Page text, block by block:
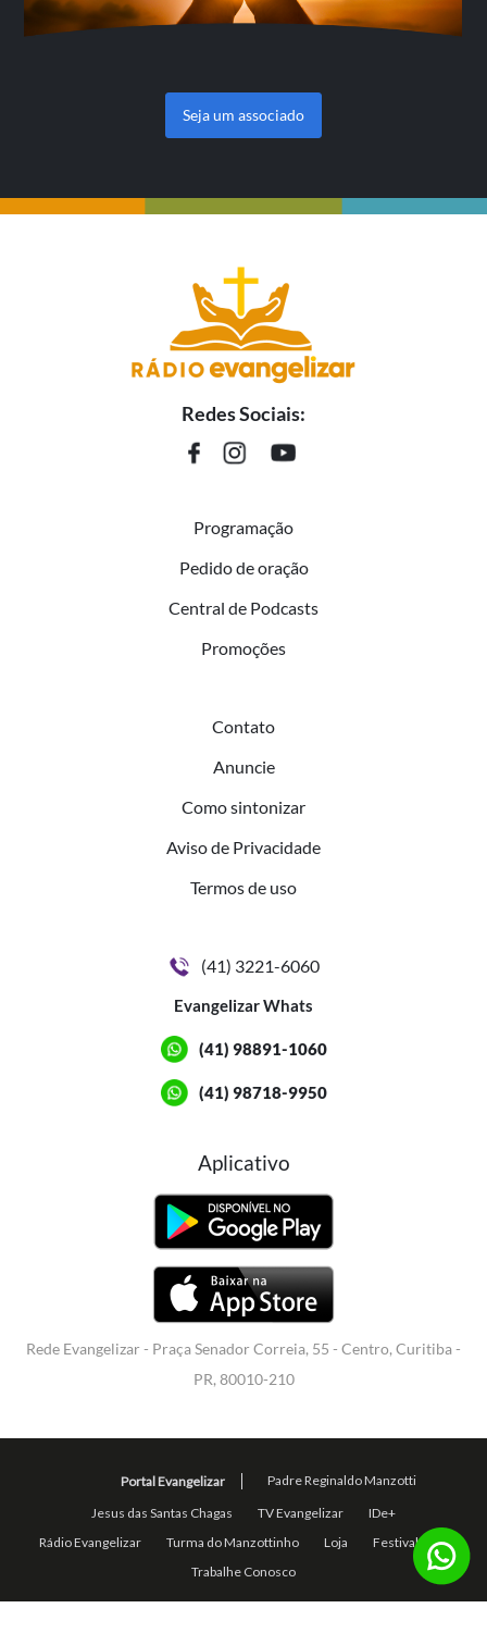
Seja um associado
Redes Sociais:
Programação
Pedido de oração
Central de Podcasts
Promoções
Contato
Anuncie
Como sintonizar
Aviso de Privacidade
Termos de uso
(41) 3221-6060
Evangelizar Whats
(41) 98891-1060
(41) 98718-9950
Aplicativo
Rede Evangelizar - Praça Senador Correia, 55 - Centro, Curitiba -
PR, 80010-210